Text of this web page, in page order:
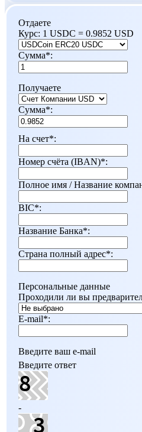
Отдаете
Курс: 1 USDC = 0.9852 USD
Сумма*:
Получаете
Сумма*:
На счет*:
Номер счёта (IBAN)*:
Полное имя / Название
BIC*:
Название Банка*:
Страна полный адрес*:
Персональные данные
Проходили ли вы
E-mail*:
Введите ваш e-mail
Введите ответ
-